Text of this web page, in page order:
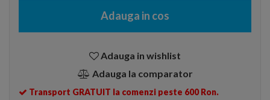
Adauga in cos
Adauga in wishlist
Adauga la comparator
Transport GRATUIT la comenzi peste 600 Ron.